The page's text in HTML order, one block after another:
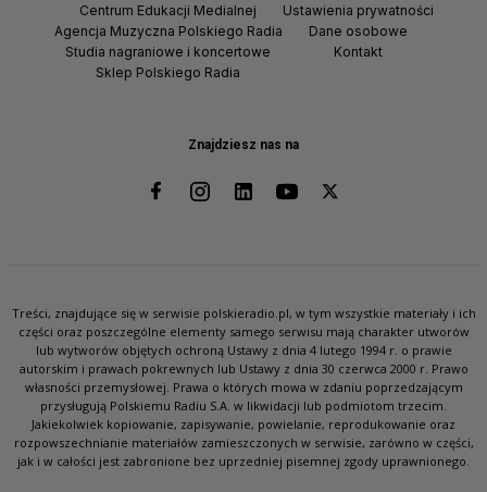
Znajdziesz nas na
Centrum Edukacji Medialnej
Agencja Muzyczna Polskiego Radia
Studia nagraniowe i koncertowe
Sklep Polskiego Radia
Ustawienia prywatności
Dane osobowe
Kontakt
Treści, znajdujące się w serwisie polskieradio.pl, w tym wszystkie materiały i ich
części oraz poszczególne elementy samego serwisu mają charakter utworów
lub wytworów objętych ochroną Ustawy z dnia 4 lutego 1994 r. o prawie
autorskim i prawach pokrewnych lub Ustawy z dnia 30 czerwca 2000 r. Prawo
własności przemysłowej. Prawa o których mowa w zdaniu poprzedzającym
przysługują Polskiemu Radiu S.A. w likwidacji lub podmiotom trzecim.
Jakiekolwiek kopiowanie, zapisywanie, powielanie, reprodukowanie oraz
rozpowszechnianie materiałów zamieszczonych w serwisie, zarówno w części,
jak i w całości jest zabronione bez uprzedniej pisemnej zgody uprawnionego.